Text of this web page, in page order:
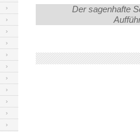
Der sagenhafte